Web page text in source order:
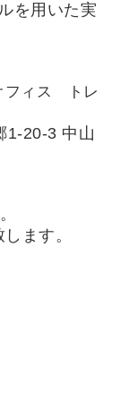
を用いた実
フィス トレ
1-20-3 中山
ます。